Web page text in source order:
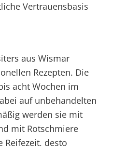
Vertrauensbasis
aus Wismar
Rezepten. Die
acht Wochen im
auf unbehandelten
werden sie mit
mit Rotschmiere
Reifezeit, desto